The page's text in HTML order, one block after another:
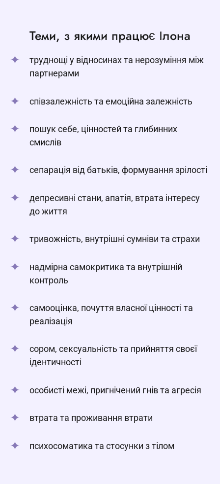
Теми, з якими працює Ілона
труднощі у відносинах та нерозуміння між
партнерами
співзалежність та емоційна залежність
пошук себе, цінностей та глибинних
смислів
сепарація від батьків, формування зрілості
депресивні стани, апатія, втрата інтересу
до життя
тривожність, внутрішні сумніви та страхи
надмірна самокритика та внутрішній
контроль
самооцінка, почуття власної цінності та
реалізація
сором, сексуальність та прийняття своєї
ідентичності
особисті межі, пригнічений гнів та агресія
втрата та проживання втрати
психосоматика та стосунки з тілом